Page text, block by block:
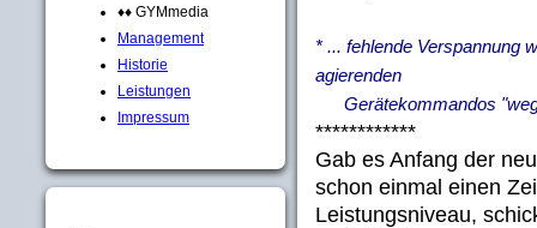
♦♦ GYMmedia
Management
Historie
Leistungen
Impressum
* ... fehlende Verspannung
agierenden
Gerätekommandos
************
Gab es Anfang der
schon einmal einen
Leistungsniveau,